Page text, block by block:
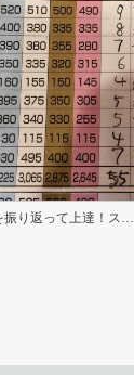
振り返って上達！スコ
き方